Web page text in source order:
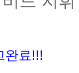
완료!!!